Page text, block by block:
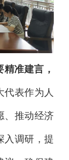
准建言，
代表作为人
、推动经济
入调研，提